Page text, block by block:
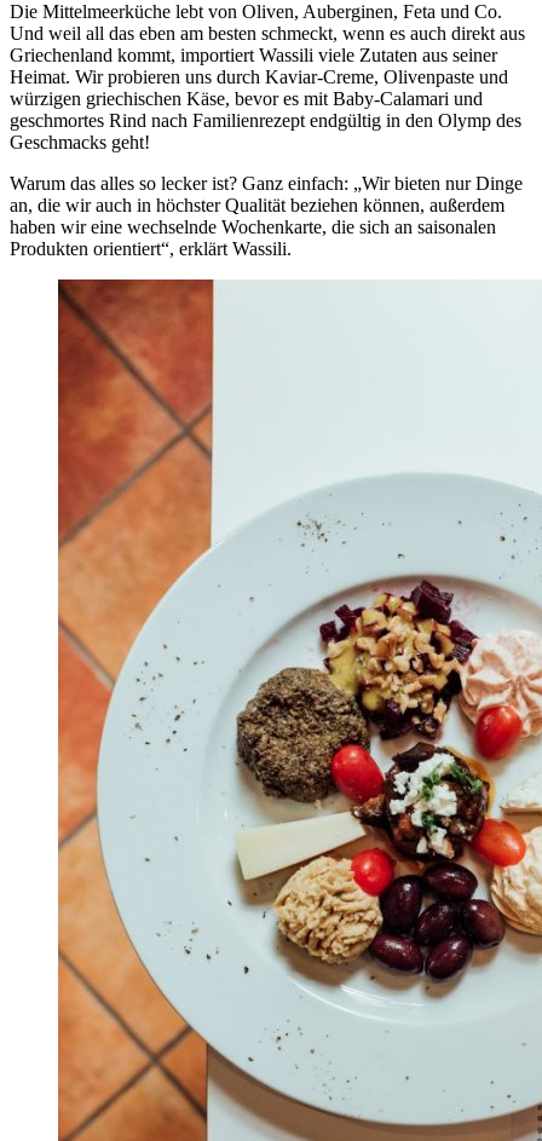
Die Mittelmeerküche lebt von Oliven, Auberginen, Feta und Co.
Und weil all das eben am besten schmeckt, wenn es auch direkt aus
Griechenland kommt, importiert Wassili viele Zutaten aus seiner
Heimat. Wir probieren uns durch Kaviar-Creme, Olivenpaste und
würzigen griechischen Käse, bevor es mit Baby-Calamari und
geschmortes Rind nach Familienrezept endgültig in den Olymp des
Geschmacks geht!
Warum das alles so lecker ist? Ganz einfach: „Wir bieten nur Dinge
an, die wir auch in höchster Qualität beziehen können, außerdem
haben wir eine wechselnde Wochenkarte, die sich an saisonalen
Produkten orientiert“, erklärt Wassili.